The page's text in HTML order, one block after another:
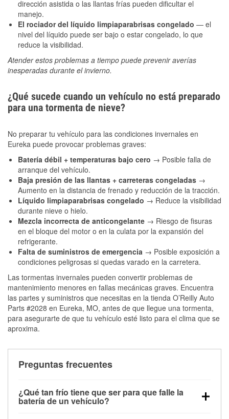
dirección asistida o las llantas frías pueden dificultar el
manejo.
El rociador del líquido limpiaparabrisas congelado — el
nivel del líquido puede ser bajo o estar congelado, lo que
reduce la visibilidad.
Atender estos problemas a tiempo puede prevenir averías
inesperadas durante el invierno.
¿Qué sucede cuando un vehículo no está preparado
para una tormenta de nieve?
No preparar tu vehículo para las condiciones invernales en
Eureka puede provocar problemas graves:
Batería débil + temperaturas bajo cero → Posible falla de
arranque del vehículo.
Baja presión de las llantas + carreteras congeladas →
Aumento en la distancia de frenado y reducción de la tracción.
Líquido limpiaparabrisas congelado → Reduce la visibilidad
durante nieve o hielo.
Mezcla incorrecta de anticongelante → Riesgo de fisuras
en el bloque del motor o en la culata por la expansión del
refrigerante.
Falta de suministros de emergencia → Posible exposición a
condiciones peligrosas si quedas varado en la carretera.
Las tormentas invernales pueden convertir problemas de
mantenimiento menores en fallas mecánicas graves. Encuentra
las partes y suministros que necesitas en la tienda O’Reilly Auto
Parts #2028 en Eureka, MO, antes de que llegue una tormenta,
para asegurarte de que tu vehículo esté listo para el clima que se
aproxima.
Preguntas frecuentes
¿Qué tan frío tiene que ser para que falle la
batería de un vehículo?